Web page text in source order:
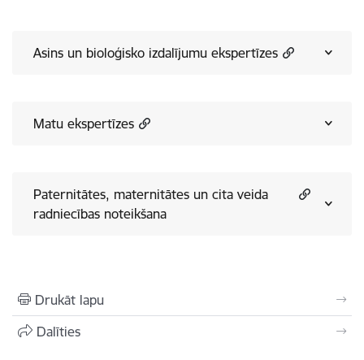
Asins un bioloģisko izdalījumu ekspertīzes
Matu ekspertīzes
Paternitātes, maternitātes un cita veida
radniecības noteikšana
Drukāt lapu
Dalīties